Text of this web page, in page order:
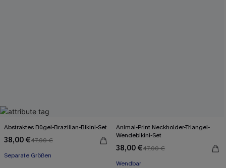
Abstraktes Bügel-Brazilian-Bikini-Set
38,00 €47,00 €
Separate Größen
Animal-Print Neckholder-Triangel-
Wendebikini-Set
38,00 €47,00 €
Wendbar